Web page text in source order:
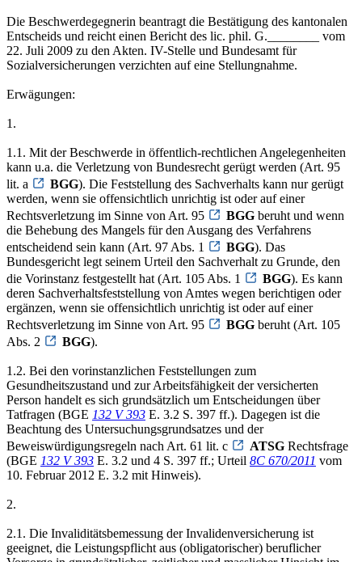
Die Beschwerdegegnerin beantragt die Bestätigung des kantonalen
Entscheids und reicht einen Bericht des lic. phil. G.________ vom
22. Juli 2009 zu den Akten. IV-Stelle und Bundesamt für
Sozialversicherungen verzichten auf eine Stellungnahme.
Erwägungen:
1.
1.1. Mit der Beschwerde in öffentlich-rechtlichen Angelegenheiten
kann u.a. die Verletzung von Bundesrecht gerügt werden (Art. 95
lit. a
BGG). Die Feststellung des Sachverhalts kann nur gerügt
werden, wenn sie offensichtlich unrichtig ist oder auf einer
Rechtsverletzung im Sinne von Art. 95
BGG beruht und wenn
die Behebung des Mangels für den Ausgang des Verfahrens
entscheidend sein kann (Art. 97 Abs. 1
BGG). Das
Bundesgericht legt seinem Urteil den Sachverhalt zu Grunde, den
die Vorinstanz festgestellt hat (Art. 105 Abs. 1
BGG). Es kann
deren Sachverhaltsfeststellung von Amtes wegen berichtigen oder
ergänzen, wenn sie offensichtlich unrichtig ist oder auf einer
Rechtsverletzung im Sinne von Art. 95
BGG beruht (Art. 105
Abs. 2
BGG).
1.2. Bei den vorinstanzlichen Feststellungen zum
Gesundheitszustand und zur Arbeitsfähigkeit der versicherten
Person handelt es sich grundsätzlich um Entscheidungen über
Tatfragen (BGE 132 V 393 E. 3.2 S. 397 ff.). Dagegen ist die
Beachtung des Untersuchungsgrundsatzes und der
Beweiswürdigungsregeln nach Art. 61 lit. c
ATSG Rechtsfrage
(BGE 132 V 393 E. 3.2 und 4 S. 397 ff.; Urteil 8C 670/2011 vom
10. Februar 2012 E. 3.2 mit Hinweis).
2.
2.1. Die Invaliditätsbemessung der Invalidenversicherung ist
geeignet, die Leistungspflicht aus (obligatorischer) beruflicher